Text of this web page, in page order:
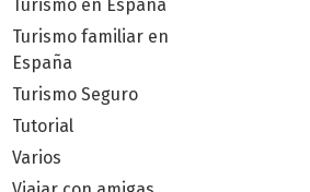
Turismo en España
Turismo familiar en
España
Turismo Seguro
Tutorial
Varios